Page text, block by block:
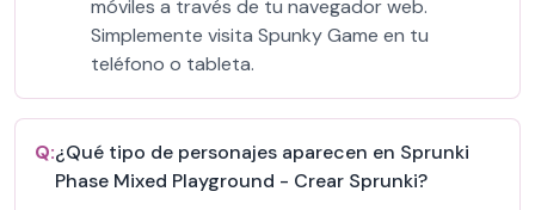
móviles a través de tu navegador web.
Simplemente visita Spunky Game en tu
teléfono o tableta.
Q:¿Qué tipo de personajes aparecen en Sprunki
Phase Mixed Playground - Crear Sprunki?